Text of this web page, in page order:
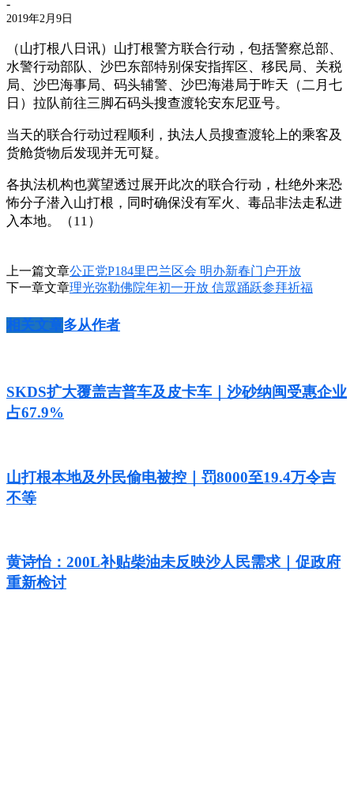
-
2019年2月9日
（山打根八日讯）山打根警方联合行动，包括警察总部、
水警行动部队、沙巴东部特别保安指挥区、移民局、关税
局、沙巴海事局、码头辅警、沙巴海港局于昨天（二月七
日）拉队前往三脚石码头搜查渡轮安东尼亚号。
当天的联合行动过程顺利，执法人员搜查渡轮上的乘客及
货舱货物后发现并无可疑。
各执法机构也冀望透过展开此次的联合行动，杜绝外来恐
怖分子潜入山打根，同时确保没有军火、毒品非法走私进
入本地。（11）
上一篇文章公正党P184里巴兰区会 明办新春门户开放
下一章文章理光弥勒佛院年初一开放 信眾踊跃参拜祈福
相关文章多从作者
SKDS扩大覆盖吉普车及皮卡车｜沙砂纳闽受惠企业
占67.9%
山打根本地及外民偷电被控｜罚8000至19.4万令吉
不等
黄诗怡：200L补贴柴油未反映沙人民需求｜促政府
重新检讨